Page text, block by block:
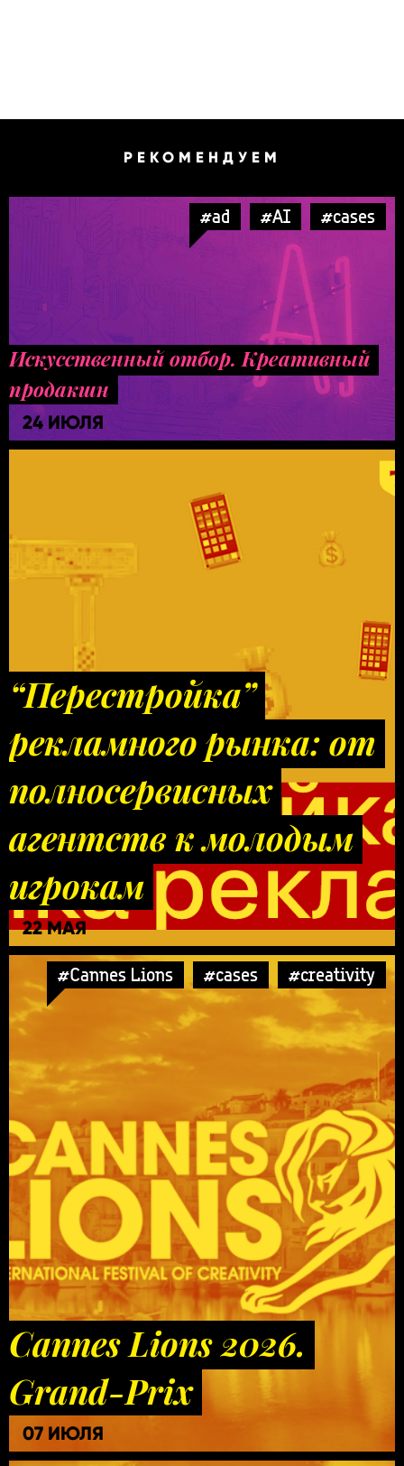
РЕКОМЕНДУЕМ
#ad #AI #cases
Искусственный отбор. Креативный
продакшн
24 ИЮЛЯ
“Перестройка”
рекламного рынка: от
полносервисных
агентств к молодым
игрокам
22 МАЯ
#Cannes Lions #cases #creativity
Cannes Lions 2026.
Grand-Prix
07 ИЮЛЯ